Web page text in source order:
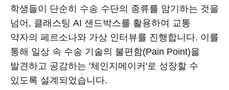
학생들이 단순히 수송 수단의 종류를 암기하는 것을
넘어, 클래스팅 AI 샌드박스를 활용하여 교통
약자의 페르소나와 가상 인터뷰를 진행합니다. 이를
통해 일상 속 수송 기술의 불편함(Pain Point)을
발견하고 공감하는 '체인지메이커'로 성장할 수
있도록 설계되었습니다.